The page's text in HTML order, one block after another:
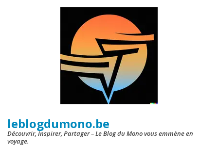
leblogdumono.be
Découvrir, Inspirer, Partager – Le Blog du Mono vous emmène en
voyage.